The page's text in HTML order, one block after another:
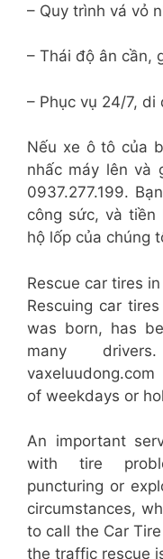
– Quy trình vá vỏ
– Thái độ ân cần,
– Phục vụ 24/7, di
Nếu xe ô tô của
nhấc máy lên và
0937.277.199.
công sức, và
hộ lốp của chúng
Rescue car tires
Rescuing car
was born, has
many
of weekdays or
An important
with tire
puncturing or
circumstances,
to call the Car
the traffic rescue